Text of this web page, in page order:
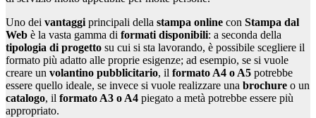
Uno dei vantaggi principali della stampa online con Stampa dal
Web è la vasta gamma di formati disponibili: a seconda della
tipologia di progetto su cui si sta lavorando, è possibile scegliere il
formato più adatto alle proprie esigenze; ad esempio, se si vuole
creare un volantino pubblicitario, il formato A4 o A5 potrebbe
essere quello ideale, se invece si vuole realizzare una brochure o un
catalogo, il formato A3 o A4 piegato a metà potrebbe essere più
appropriato.